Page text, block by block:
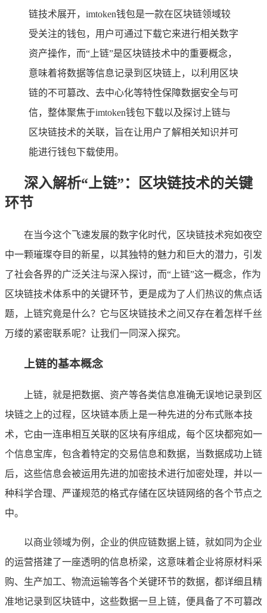
链技术展开，imtoken钱包是一款在区块链领域较
受关注的钱包，用户可通过下载它来进行相关数字
资产操作，而“上链”是区块链技术中的重要概念，
意味着将数据等信息记录到区块链上，以利用区块
链的不可篡改、去中心化等特性保障数据安全与可
信，整体聚焦于imtoken钱包下载以及探讨上链与
区块链技术的关联，旨在让用户了解相关知识并可
能进行钱包下载使用。
深入解析“上链”：区块链技术的关键
环节
在当今这个飞速发展的数字化时代，区块链技术宛如夜空
中一颗璀璨夺目的新星，以其独特的魅力和巨大的潜力，引发
了社会各界的广泛关注与深入探讨，而“上链”这一概念，作为
区块链技术体系中的关键环节，更是成为了人们热议的焦点话
题，上链究竟是什么？它与区块链技术之间又存在着怎样千丝
万缕的紧密联系呢？让我们一同深入探究。
上链的基本概念
上链，就是把数据、资产等各类信息准确无误地记录到区
块链之上的过程，区块链本质上是一种先进的分布式账本技
术，它由一连串相互关联的区块有序组成，每个区块都宛如一
个信息宝库，包含着特定的交易信息和数据，当数据成功上链
后，这些信息会被运用先进的加密技术进行加密处理，并以一
种科学合理、严谨规范的格式存储在区块链网络的各个节点之
中。
以商业领域为例，企业的供应链数据上链，就如同为企业
的运营搭建了一座透明的信息桥梁，这意味着企业将原材料采
购、生产加工、物流运输等各个关键环节的数据，都详细且精
准地记录到区块链中，这些数据一旦上链，便具备了不可篡改